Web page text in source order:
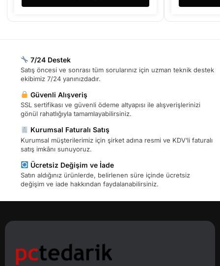
7/24 Destek
Satış öncesi ve sonrası tüm sorularınız için uzman teknik destek
ekibimiz 7/24 yanınızdadır.
Güvenli Alışveriş
SSL sertifikası ve güvenli ödeme altyapısı ile alışverişlerinizi
gönül rahatlığıyla tamamlayabilirsiniz.
Kurumsal Faturalı Satış
Kurumsal müşterilerimiz için şirket adına resmi ve KDV’li faturalı
satış imkânı sunuyoruz.
Ücretsiz Değişim ve İade
Satın aldığınız ürünlerde, belirlenen süre içinde ücretsiz
değişim ve iade hakkından faydalanabilirsiniz.